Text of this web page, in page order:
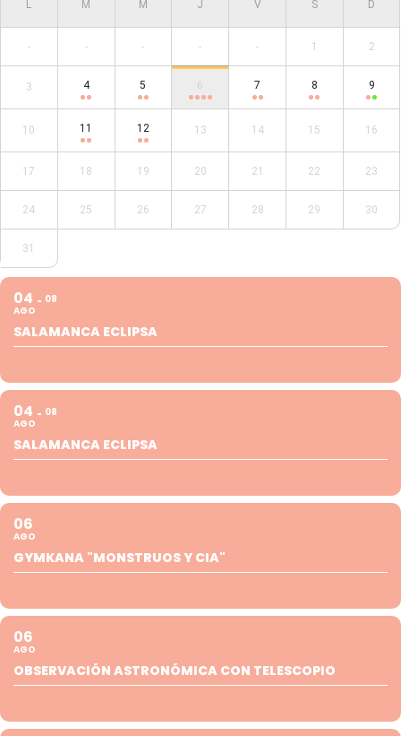
- - - - - 1 2
3 4 5 6 7 8 9
10 11 12 13 14 15 16
17 18 19 20 21 22 23
24 25 26 27 28 29 30
31
04
AGO
08
SALAMANCA ECLIPSA
04
AGO
08
SALAMANCA ECLIPSA
06
AGO
GYMKANA "MONSTRUOS Y CIA"
06
AGO
OBSERVACIÓN ASTRONÓMICA CON TELESCOPIO